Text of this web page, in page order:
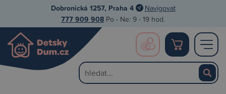
Dobronická 1257, Praha 4 Navigovat
777 909 908 Po - Ne: 9 - 19 hod.